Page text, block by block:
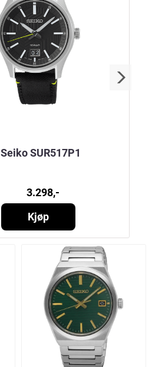
Seiko SUR517P1
3.298,-
Kjøp